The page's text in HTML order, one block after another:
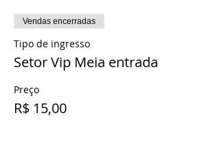
Vendas encerradas
Tipo de ingresso
Setor Vip Meia entrada
Preço
R$ 15,00